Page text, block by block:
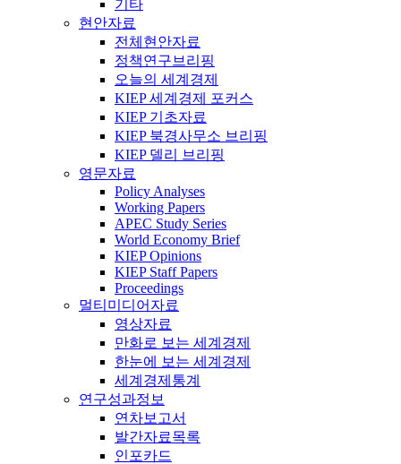
기타
현안자료
전체현안자료
정책연구브리핑
오늘의 세계경제
KIEP 세계경제 포커스
KIEP 기초자료
KIEP 북경사무소 브리핑
KIEP 델리 브리핑
영문자료
Policy Analyses
Working Papers
APEC Study Series
World Economy Brief
KIEP Opinions
KIEP Staff Papers
Proceedings
멀티미디어자료
영상자료
만화로 보는 세계경제
한눈에 보는 세계경제
세계경제통계
연구성과정보
연차보고서
발간자료목록
인포카드